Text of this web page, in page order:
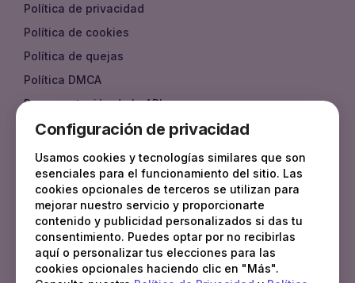
Política de privacidad
Política de cookies
Política de quejas
Política DMCA
Documentación de la API
Documentos
FAQ
CONTACTO
sales@fotbo.com
support@ fotbo.com
Configuración de privacidad
Usamos cookies y tecnologías similares que son
esenciales para el funcionamiento del sitio. Las
cookies opcionales de terceros se utilizan para
mejorar nuestro servicio y proporcionarte
contenido y publicidad personalizados si das tu
consentimiento. Puedes optar por no recibirlas
aquí o personalizar tus elecciones para las
cookies opcionales haciendo clic en "Más".